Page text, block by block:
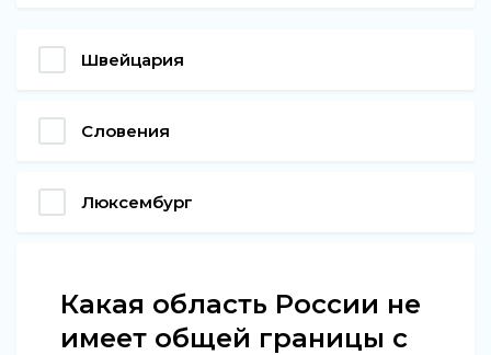
Швейцария
Словения
Люксембург
Какая область России не
имеет общей границы с